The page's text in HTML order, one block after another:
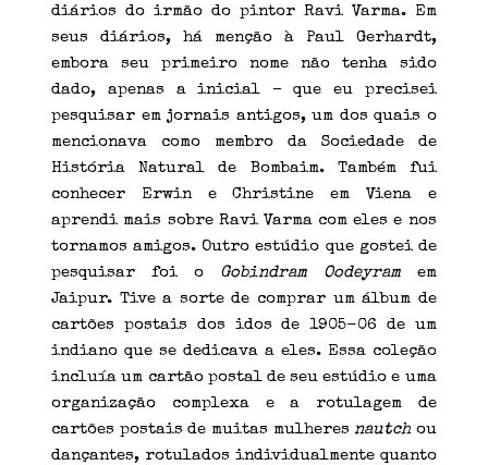
diários do irmão do pintor Ravi Varma. Em
seus diários, há menção à Paul Gerhardt,
embora seu primeiro nome não tenha sido
dado, apenas a inicial – que eu precisei
pesquisar em jornais antigos, um dos quais o
mencionava como membro da Sociedade de
História Natural de Bombaim. Também fui
conhecer Erwin e Christine em Viena e
aprendi mais sobre Ravi Varma com eles e nos
tornamos amigos. Outro estúdio que gostei de
pesquisar foi o Gobindram Oodeyramem
Jaipur. Tive a sorte de comprar um álbum de
cartões postais dos idos de 1905-06 de um
indiano que se dedicava a eles. Essa coleção
incluía um cartão postal de seu estúdio e uma
organização complexa e a rotulagem de
cartões postais de muitas mulheresnautch ou
dançantes, rotulados individualmente quanto